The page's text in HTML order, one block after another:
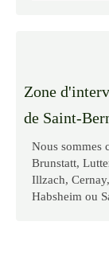
Zone
de Saint-
Nous sommes
Brunstatt,
Illzach,
Habsheim ou